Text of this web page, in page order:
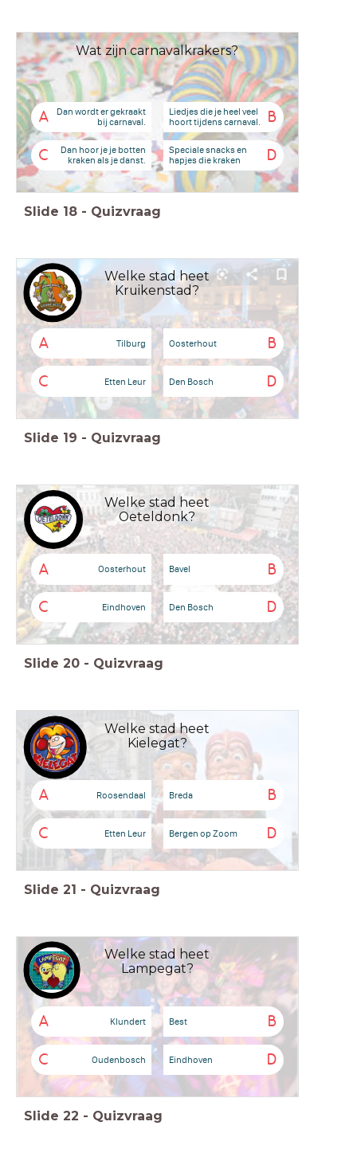
Wat zijn carnavalkrakers?
A
Dan wordt er gekraakt
bij carnaval.
B
Liedjes die je heel veel
hoort tijdens carnaval.
C
Dan hoor je je botten
kraken als je danst.
D
Speciale snacks en
hapjes die kraken
Slide 18 - Quizvraag
Welke stad heet
Kruikenstad?
A Tilburg B
Oosterhout
C Etten Leur D
Den Bosch
Slide 19 - Quizvraag
Welke stad heet
Oeteldonk?
A Oosterhout B
Bavel
C Eindhoven D
Den Bosch
Slide 20 - Quizvraag
Welke stad heet
Kielegat?
A Roosendaal B
Breda
C Etten Leur D
Bergen op Zoom
Slide 21 - Quizvraag
Welke stad heet
Lampegat?
A Klundert B
Best
C Oudenbosch D
Eindhoven
Slide 22 - Quizvraag